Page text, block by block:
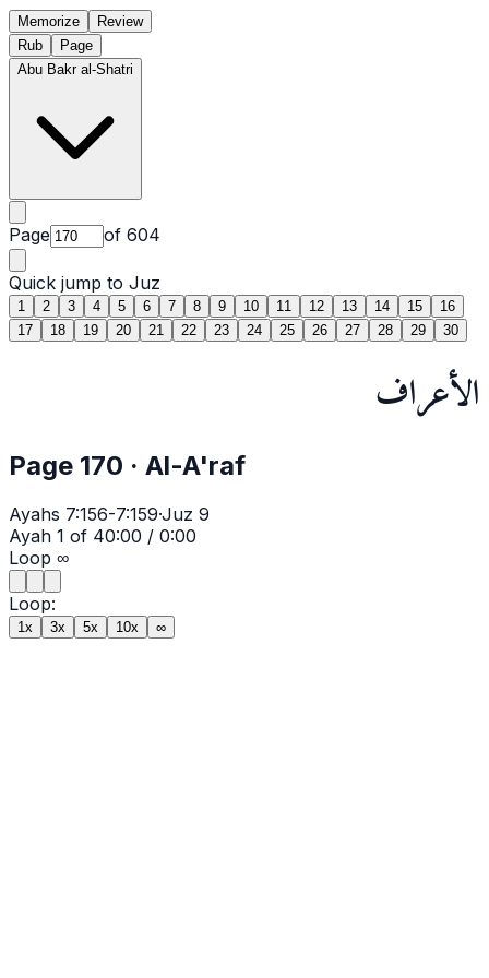
Memorize
Review
Rub
Page
Abu Bakr al-Shatri
Page of 604
Quick jump to Juz
1 2 3 4 5 6 7 8 9 10 11 12 13 14 15
16
17
18 19 20 21 22 23 24 25 26 27 28 29 30
الأعراف
Page 170 · Al-A'raf
Ayahs 7:156-7:159·Juz 9
Ayah 1 of 40:00 / 0:00
Loop ∞
Loop:
1x 3x 5x 10x ∞